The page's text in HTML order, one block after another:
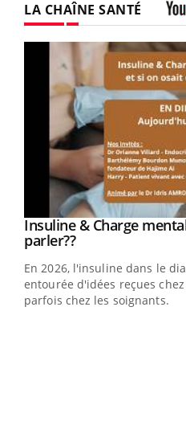
LA CHAÎNE SANTÉ
Youtube
Insuline & Charge
parler??Youtube
En 2026, l'insuline dans le
entourée d'idées reçues
parfois chez les soignants.